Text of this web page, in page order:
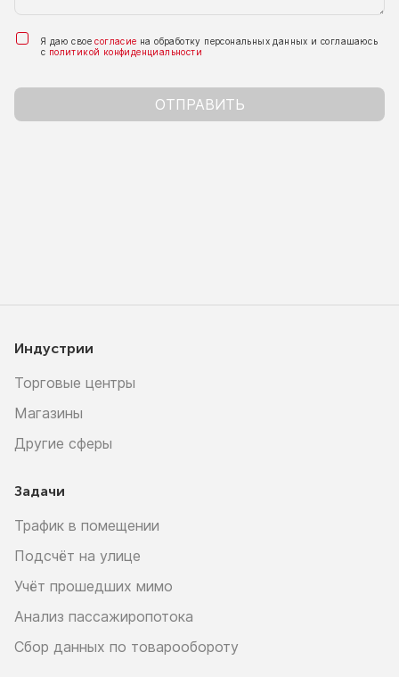
Я даю своесогласие на обработку персональных данных и соглашаюсь
с политикой конфиденциальности
ОТПРАВИТЬ
Индустрии
Торговые центры
Магазины
Другие сферы
Задачи
Трафик в помещении
Подсчёт на улице
Учёт прошедших мимо
Анализ пассажиропотока
Сбор данных по товарообороту